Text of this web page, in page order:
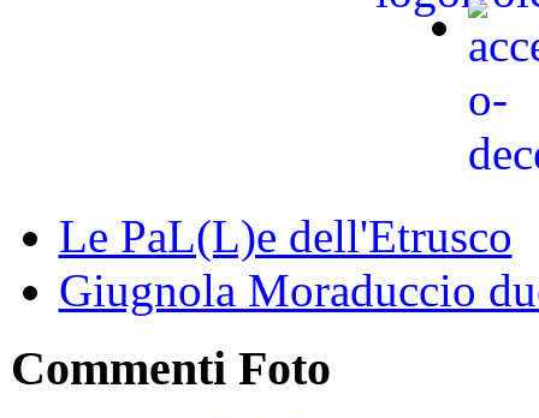
Le PaL(L)e dell'Etrusco
Giugnola Moraduccio
Commenti Foto